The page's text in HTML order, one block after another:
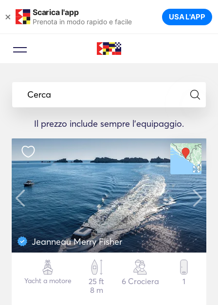
× Scarica l'app
Prenota in modo rapido e facile USA L'APP
Cerca
Il prezzo include sempre l'equipaggio.
Jeanneau Merry Fisher
Yacht a motore
25 ft
8 m
6 Crociera 1